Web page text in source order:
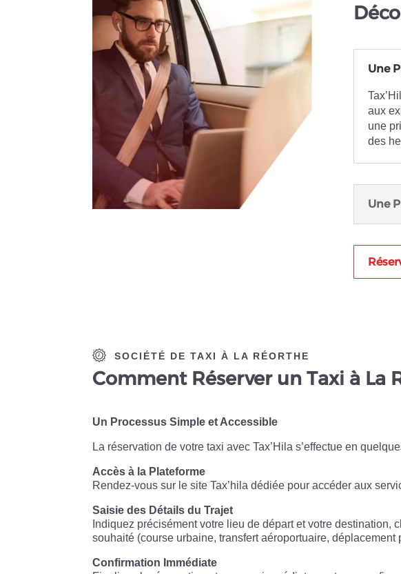
Une
aux
une
des
Une
SOCIÉTÉ DE TAXI À LA RÉORTHE
Comment Réserver un Taxi à La
Un Processus Simple et Accessible
La réservation de votre taxi avec Tax’Hila s’effectue en
Accès à la Plateforme
Rendez-vous sur le site Tax’hila dédiée pour accéder aux
Saisie des Détails du Trajet
Indiquez précisément votre lieu de départ et votre destination,
souhaité (course urbaine, transfert aéroportuaire, déplacement
Confirmation Immédiate